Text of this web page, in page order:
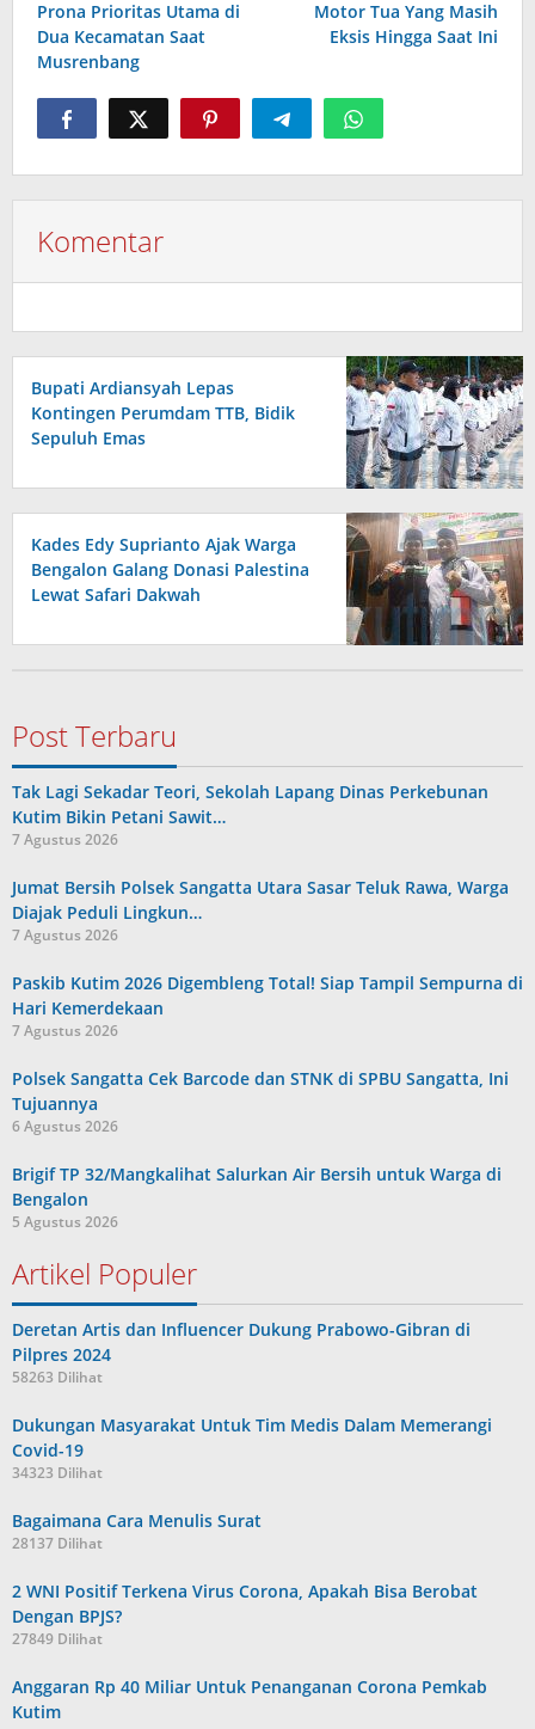
Prona Prioritas Utama di
Dua Kecamatan Saat
Musrenbang
Motor Tua Yang Masih
Eksis Hingga Saat Ini
Komentar
Bupati Ardiansyah Lepas
Kontingen Perumdam TTB, Bidik
Sepuluh Emas
Kades Edy Suprianto Ajak Warga
Bengalon Galang Donasi Palestina
Lewat Safari Dakwah
Post Terbaru
Tak Lagi Sekadar Teori, Sekolah Lapang Dinas Perkebunan
Kutim Bikin Petani Sawit…
7 Agustus 2026
Jumat Bersih Polsek Sangatta Utara Sasar Teluk Rawa, Warga
Diajak Peduli Lingkun…
7 Agustus 2026
Paskib Kutim 2026 Digembleng Total! Siap Tampil Sempurna di
Hari Kemerdekaan
7 Agustus 2026
Polsek Sangatta Cek Barcode dan STNK di SPBU Sangatta, Ini
Tujuannya
6 Agustus 2026
Brigif TP 32/Mangkalihat Salurkan Air Bersih untuk Warga di
Bengalon
5 Agustus 2026
Artikel Populer
Deretan Artis dan Influencer Dukung Prabowo-Gibran di
Pilpres 2024
58263 Dilihat
Dukungan Masyarakat Untuk Tim Medis Dalam Memerangi
Covid-19
34323 Dilihat
Bagaimana Cara Menulis Surat
28137 Dilihat
2 WNI Positif Terkena Virus Corona, Apakah Bisa Berobat
Dengan BPJS?
27849 Dilihat
Anggaran Rp 40 Miliar Untuk Penanganan Corona Pemkab
Kutim